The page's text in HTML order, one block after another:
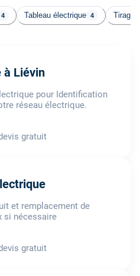
4 Tableau électrique 4 Tirage
à Liévin
pour Identification
réseau électrique.
gratuit
et remplacement de
si nécessaire
gratuit